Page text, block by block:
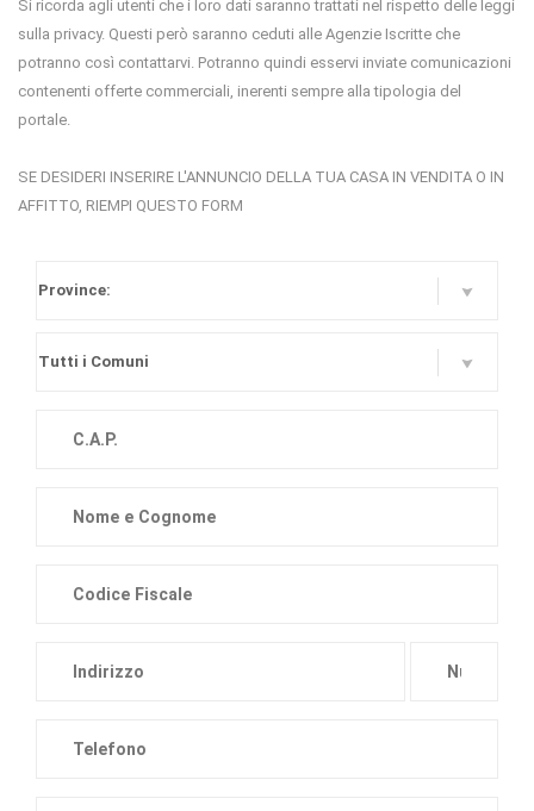
Si ricorda agli utenti che i loro dati saranno trattati nel rispetto delle leggi
sulla privacy. Questi però saranno ceduti alle Agenzie Iscritte che
potranno così contattarvi. Potranno quindi esservi inviate comunicazioni
contenenti offerte commerciali, inerenti sempre alla tipologia del
portale.
SE DESIDERI INSERIRE L'ANNUNCIO DELLA TUA CASA IN VENDITA O IN
AFFITTO, RIEMPI QUESTO FORM